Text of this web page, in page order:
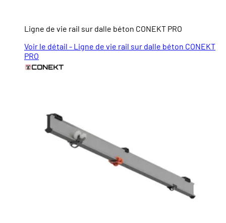
Ligne de vie rail sur dalle béton CONEKT PRO
Voir le détail - Ligne de vie rail sur dalle béton CONEKT
PRO